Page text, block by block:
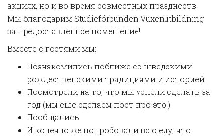
акциях, но и во время совместных празднеств.
Мы благодарим Studieförbunden Vuxenutbildning
за предоставленное помещение!
Вместе с гостями мы:
Познакомились поближе со шведскими
рождественскими традициями и историей
Посмотрели на то, что мы успели сделать за
год (мы еще сделаем пост про это!)
Пообщались
И конечно же попробовали всю еду, что